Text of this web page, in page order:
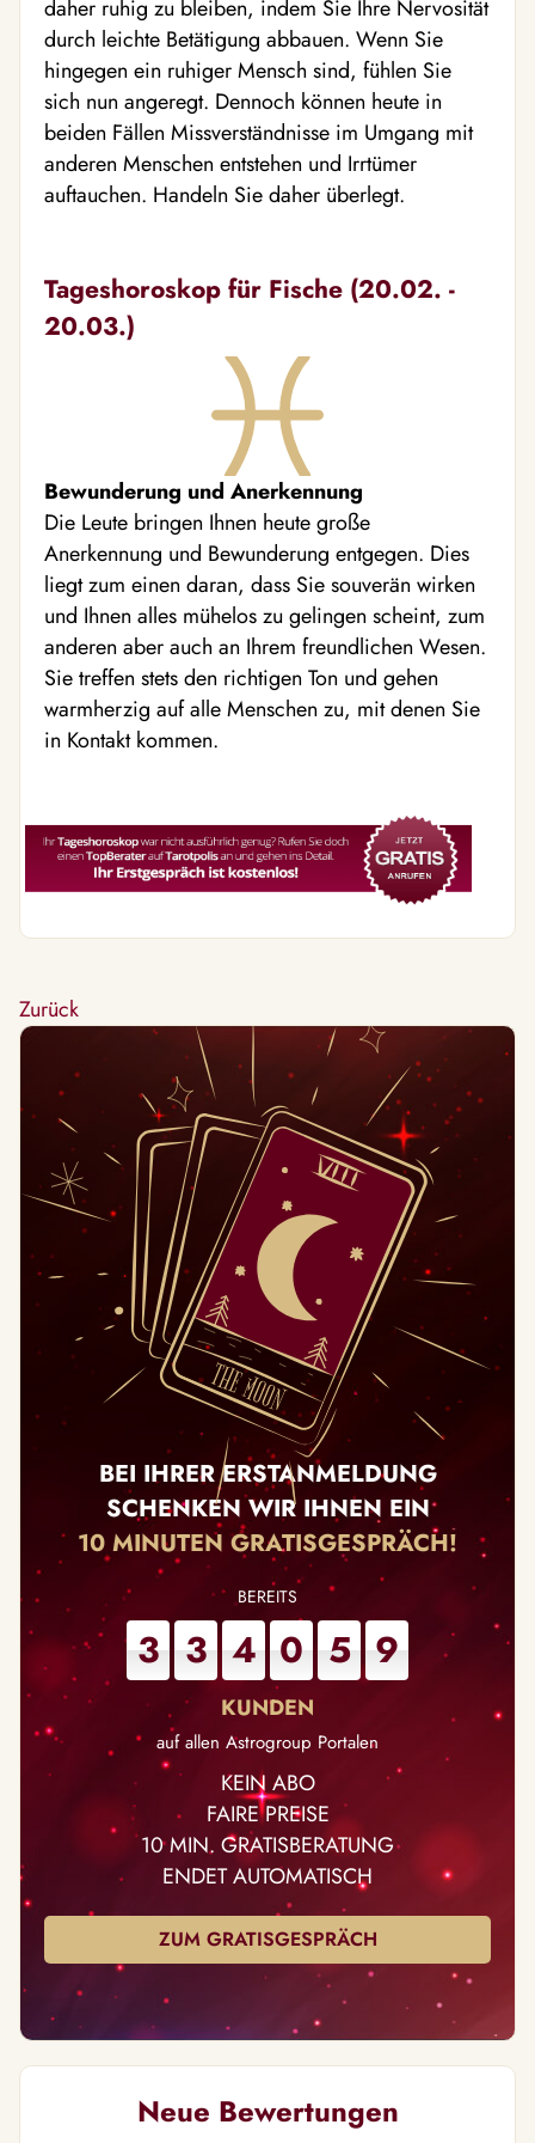
daher ruhig zu bleiben, indem Sie Ihre Nervosität
durch leichte Betätigung abbauen. Wenn Sie
hingegen ein ruhiger Mensch sind, fühlen Sie
sich nun angeregt. Dennoch können heute in
beiden Fällen Missverständnisse im Umgang mit
anderen Menschen entstehen und Irrtümer
auftauchen. Handeln Sie daher überlegt.
Tageshoroskop für Fische (20.02. -
20.03.)
Bewunderung und Anerkennung
Die Leute bringen Ihnen heute große
Anerkennung und Bewunderung entgegen. Dies
liegt zum einen daran, dass Sie souverän wirken
und Ihnen alles mühelos zu gelingen scheint, zum
anderen aber auch an Ihrem freundlichen Wesen.
Sie treffen stets den richtigen Ton und gehen
warmherzig auf alle Menschen zu, mit denen Sie
in Kontakt kommen.
Zurück
BEI IHRER ERSTANMELDUNG
SCHENKEN WIR IHNEN EIN
10 MINUTEN GRATISGESPRÄCH!
3 3 4 0 5 9
auf allen Astrogroup Portalen
KEIN ABO
FAIRE PREISE
10 MIN. GRATISBERATUNG
ENDET AUTOMATISCH
ZUM GRATISGESPRÄCH
Neue Bewertungen